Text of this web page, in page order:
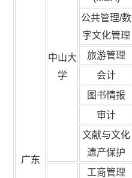
广东
中山大
学
公共管理/数
字文化管理
旅游管理
会计
图书情报
审计
文献与文化
遗产保护
工商管理